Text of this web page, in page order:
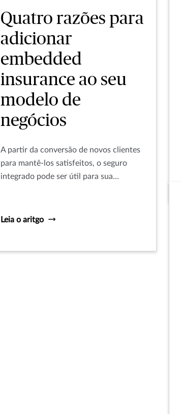
Quatro razões para
adicionar
embedded
insurance ao seu
modelo de
negócios
A partir da conversão de novos clientes
para mantê-los satisfeitos, o seguro
integrado pode ser útil para sua
Leia o aritgo